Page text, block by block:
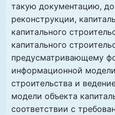
такую документацию,
реконструкции,
капитального
капитального
предусматривающему
информационной
строительства и
модели объекта
соответствии с